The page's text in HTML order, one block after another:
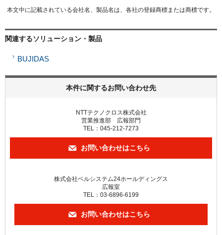
本文中に記載されている会社名、製品名は、各社の登録商標または商標です。
関連するソリューション・製品
BUJIDAS
本件に関するお問い合わせ先
NTTテクノクロス株式会社
営業推進部 広報部門
TEL：045-212-7273
お問い合わせはこちら
株式会社ベルシステム24ホールディングス
広報室
TEL：03-6896-6199
お問い合わせはこちら